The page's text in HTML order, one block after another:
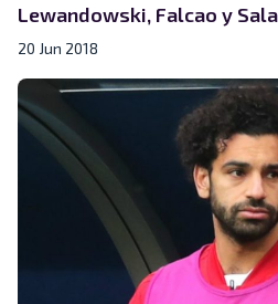
Lewandowski, Falcao y
20 Jun 2018